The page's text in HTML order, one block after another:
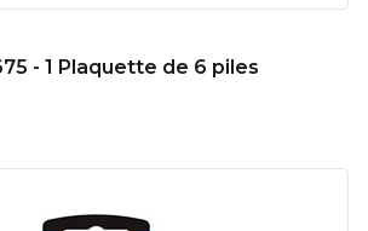
- 1 Plaquette de 6 piles